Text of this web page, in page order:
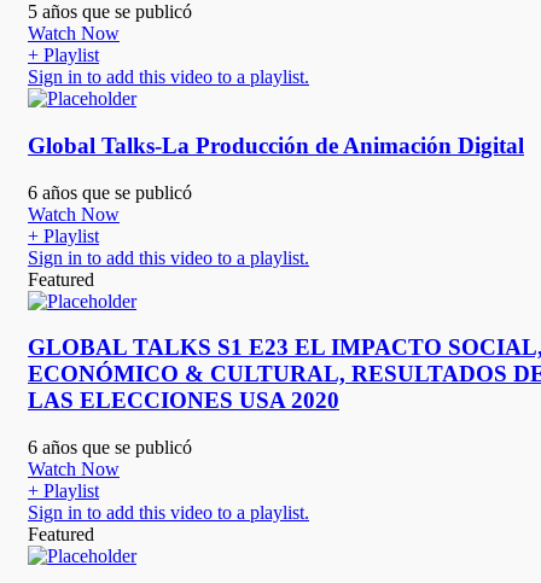
5 años que se publicó
Watch Now
+ Playlist
Sign in to add this video to a playlist.
Global Talks-La Producción de Animación Digital
6 años que se publicó
Watch Now
+ Playlist
Sign in to add this video to a playlist.
Featured
GLOBAL TALKS S1 E23 EL IMPACTO
ECONÓMICO & CULTURAL, RESULTADOS
LAS ELECCIONES USA 2020
6 años que se publicó
Watch Now
+ Playlist
Sign in to add this video to a playlist.
Featured